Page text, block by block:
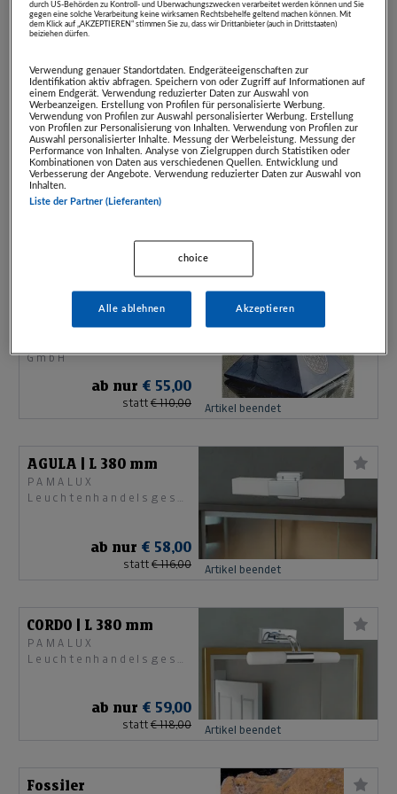
€/m²
UNIKA
Natursteinwerk
ab nur€ 50,00
statt€ 100,00 Artikel beendet
Tiroler Quarzit
Bodenplatten
Polygonalformal
UNIKA
Natursteinwerk
statt€ 100,00
Schungit-Pyramide
mit Blume des Lebens
GmbH
ab nur € 55,00
statt € 110,00 Artikel beendet
AGULA | L 380 mm
PAMALUX
Leuchtenhandelsgesellschaft
ab nur € 58,00
statt € 116,00 Artikel beendet
CORDO | L 380 mm
PAMALUX
Leuchtenhandelsgesellschaft
ab nur € 59,00
statt € 118,00 Artikel beendet
Fossiler
durch US-Behörden zu Kontroll- und Überwachungszwecken verarbeitet werden können und Sie
gegen eine solche Verarbeitung keine wirksamen Rechtsbehelfe geltend machen können. Mit
dem Klick auf „AKZEPTIEREN“ stimmen Sie zu, dass wir Drittanbieter (auch in Drittstaaten)
beiziehen dürfen.
Verwendung genauer Standortdaten. Endgeräteeigenschaften zur
Identifikation aktiv abfragen. Speichern von oder Zugriff auf Informationen auf
einem Endgerät. Verwendung reduzierter Daten zur Auswahl von
Werbeanzeigen. Erstellung von Profilen für personalisierte Werbung.
Verwendung von Profilen zur Auswahl personalisierter Werbung. Erstellung
von Profilen zur Personalisierung von Inhalten. Verwendung von Profilen zur
Auswahl personalisierter Inhalte. Messung der Werbeleistung. Messung der
Performance von Inhalten. Analyse von Zielgruppen durch Statistiken oder
Kombinationen von Daten aus verschiedenen Quellen. Entwicklung und
Verbesserung der Angebote. Verwendung reduzierter Daten zur Auswahl von
Inhalten.
Liste der Partner (Lieferanten)
choice
Alle ablehnen Akzeptieren